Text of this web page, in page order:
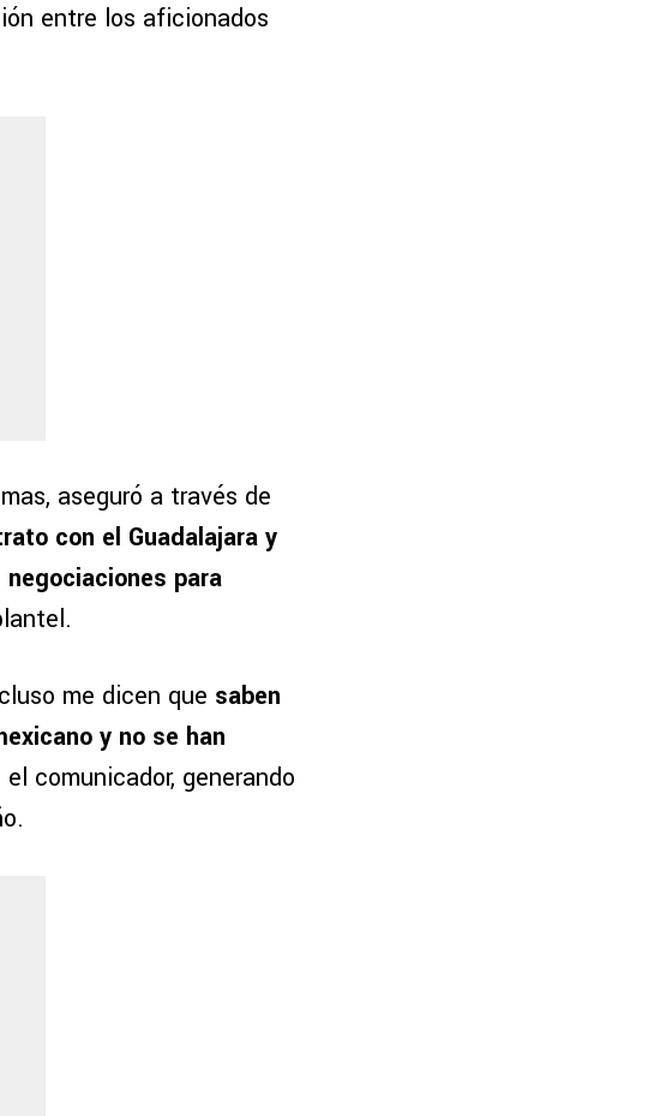
entre los aficionados
aseguró a través de
con el Guadalajara y
para
me dicen que saben
y no se han
comunicador, generando